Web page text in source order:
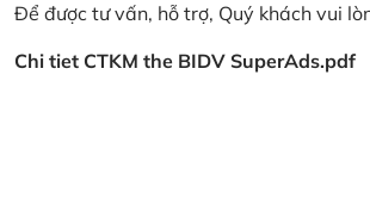
Để được tư vấn, hỗ trợ, Quý khách vui
Chi tiet CTKM the BIDV SuperAds.pdf